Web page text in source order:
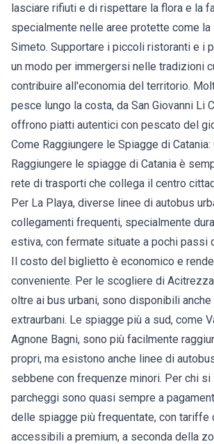
lasciare rifiuti e di rispettare la flora e la
specialmente nelle aree protette come la
Simeto. Supportare i piccoli ristoranti e i
un modo per immergersi nelle tradizioni
contribuire all'economia del territorio.
pesce lungo la costa, da San Giovanni Li
offrono piatti autentici con pescato del
Come Raggiungere le Spiagge di Catania:
Raggiungere le spiagge di Catania è
rete di trasporti che collega il centro
Per La Playa, diverse linee di autobus
collegamenti frequenti, specialmente
estiva, con fermate situate a pochi passi
Il costo del biglietto è economico e
conveniente. Per le scogliere di
oltre ai bus urbani, sono disponibili
extraurbani. Le spiagge più a sud, come
Agnone Bagni, sono più facilmente
propri, ma esistono anche linee di
sebbene con frequenze minori. Per chi si
parcheggi sono quasi sempre a
delle spiagge più frequentate, con tariffe
accessibili a premium, a seconda della